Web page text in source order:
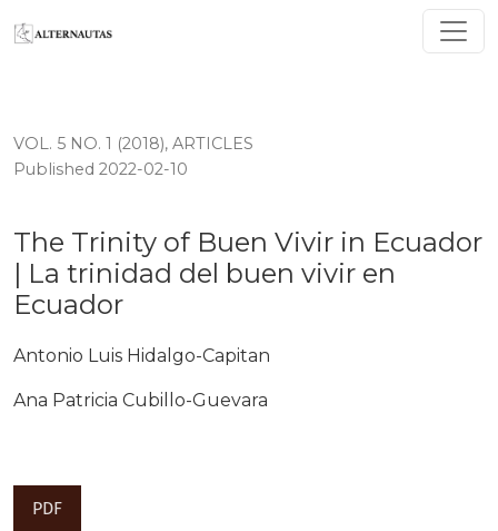
The Trinity of Buen Vivir in Ecuador | La trinidad del
VOL. 5 NO. 1 (2018), ARTICLES
The Trinity of Buen Vivir in Ecuador
| La trinidad del buen vivir en
Ecuador
Published 2022-02-10
Antonio Luis Hidalgo-Capitan
Ana Patricia Cubillo-Guevara
PDF